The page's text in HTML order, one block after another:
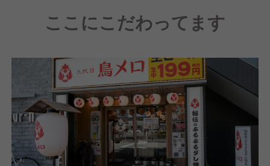
キッチン業務やホール業務、運営業務を学んでいただ
きながら、店長としての一連の業務を学んでいただき
【その後は】約1年～3年の間に店長に昇進し、店舗の
運営を行っていただきます。
【店長になった後は】
実は多様なキャリアパスがあります。（例）本部の管
理部門やマーケティング・店舗開発等
ここにこだわってます